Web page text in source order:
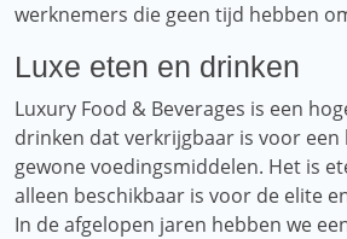
werknemers die geen tijd hebben
Luxe eten en drinken
Luxury Food & Beverages is een
drinken dat verkrijgbaar is voor
gewone voedingsmiddelen. Het is
alleen beschikbaar is voor de elite
In de afgelopen jaren hebben we